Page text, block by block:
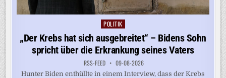
Posted
POLITIK
„Der Krebs hat sich ausgebreitet“ – Bidens Sohn
spricht über die Erkrankung seines Vaters
RSS-FEED 09-08-2026
Hunter Biden enthüllte in einem Interview, dass der Krebs